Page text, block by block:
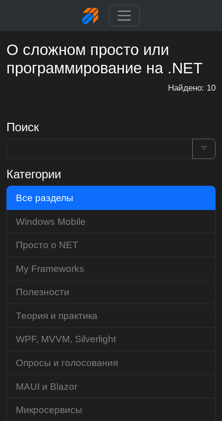
О сложном просто или
программирование на .NET
Найдено: 10
Поиск
Категории
Все разделы
Windows Mobile
Просто о NET
My Frameworks
Полезности
Теория и практика
WPF, MVVM, Silverlight
Опросы и голосования
MAUI и Blazor
Микросервисы